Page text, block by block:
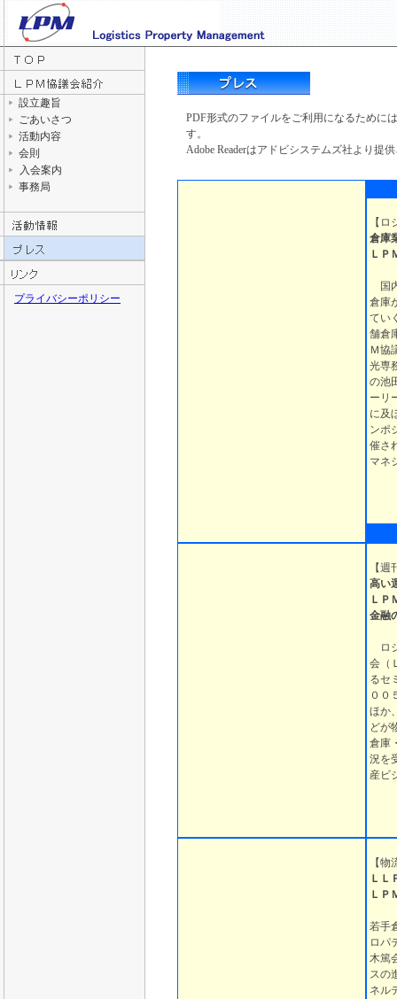
設立趣旨
ごあいさつ
活動内容
会則
入会案内
事務局
プライバシーポリシー
PDF形式のファイルをご利用になるために
す。
Adobe Readerはアドビシステムズ社より提
【 ロ
倉庫
ＬＰ
国
倉庫
てい
舗倉
Ｍ協
光専
の池
ーリ
に及
ンポ
催さ
マネ
【週
高い
ＬＰ
金融
ロ
会（
るセ
００
ほか
どが
倉庫
況を
産ビ
【物
ＬＬ
ＬＰ
若手
ロパ
木篤
スの
ネル